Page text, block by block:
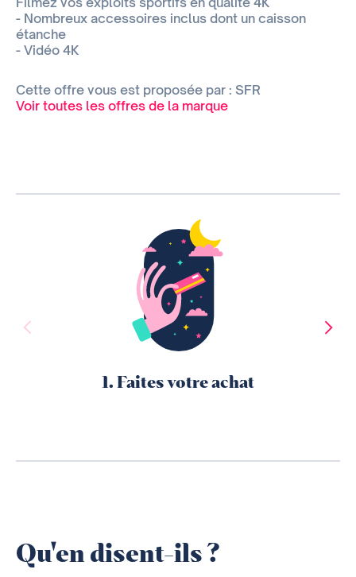
- Nombreux accessoires inclus dont un caisson
étanche
- Vidéo 4K
Cette offre vous est proposée par : SFR
Voir toutes les offres de la marque
1. Faites votre achat
Qu'en disent-ils ?